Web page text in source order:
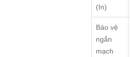
(In)
Bảo vệ
ngắn
mạch